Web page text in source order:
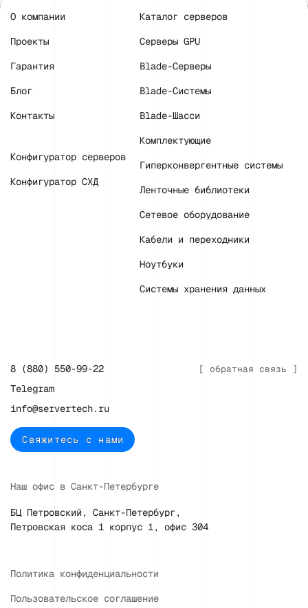
О компании
Проекты
Гарантия
Блог
Контакты
Конфигуратор серверов
Конфигуратор СХД
Каталог серверов
Серверы GPU
Blade-Серверы
Blade-Системы
Blade-Шасси
Комплектующие
Гиперконвергентные системы
Ленточные библиотеки
Сетевое оборудование
Кабели и переходники
Ноутбуки
Системы хранения данных
[ обратная связь ]
8 (880) 550-99-22
Telegram
info@servertech.ru
Свяжитесь с нами
Наш офис в Санкт-Петербурге
БЦ Петровский, Санкт-Петербург,
Петровская коса 1 корпус 1, офис 304
Политика конфиденциальности
Пользовательское соглашение